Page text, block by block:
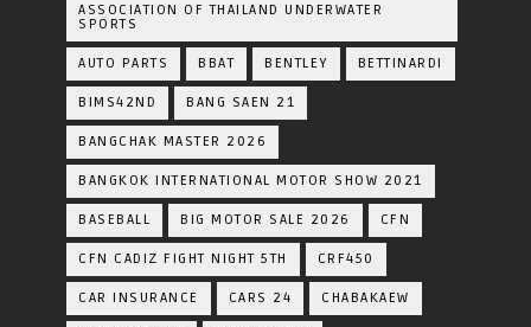
ASSOCIATION OF THAILAND UNDERWATER
SPORTS
AUTO PARTS BBAT BENTLEY BETTINARDI
BIMS42ND BANG SAEN 21
BANGCHAK MASTER 2026
BANGKOK INTERNATIONAL MOTOR SHOW 2021
BASEBALL BIG MOTOR SALE 2026 CFN
CFN CADIZ FIGHT NIGHT 5TH CRF450
CAR INSURANCE CARS 24 CHABAKAEW